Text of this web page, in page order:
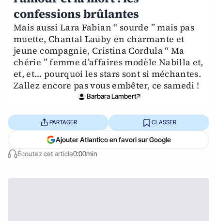
confessions brûlantes
Mais aussi Lara Fabian “ sourde ” mais pas
muette, Chantal Lauby en charmante et
jeune compagnie, Cristina Cordula “ Ma
chérie ” femme d’affaires modèle Nabilla et,
et, et… pourquoi les stars sont si méchantes.
Zallez encore pas vous embêter, ce samedi !
Barbara Lambert
Écoutez cet article0:00min
PARTAGER CLASSER
Ajouter Atlantico en favori sur Google